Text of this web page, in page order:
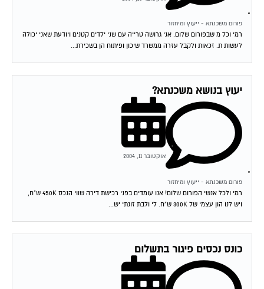
פורום משכנתא - ייעוץ ומיחזור
רמי וכל מ שבפורום שלום. אני גרושה טרייה עם שני ילדים קטנים ויודעת שאני יכולה
לעשות ת. זכאות ולקבל עזרה ממשרד שיכון ופיתוח הן בשכירת...
יעוץ בנושא משכנתא?
פורום משכנתא - ייעוץ ומיחזור
אוקטובר 11, 2004
רמי ולכל אנשי הפורום שלום! אנו עומדים בפני רכישת דירה שווי הנכס 450K ש"ח,
ויש לנו הון עצמי של 300K ש"ח. לי ולבת זוגתי יש...
כונס נכסים פיגור בתשלום